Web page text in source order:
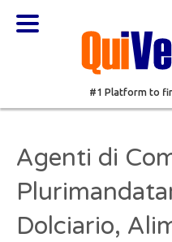
#1 Platform to
Agenti di
Dolciario,